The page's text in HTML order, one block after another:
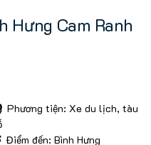
Hưng Cam Ranh
Phương tiện: Xe du lịch, tàu
Điểm đến: Bình Hưng